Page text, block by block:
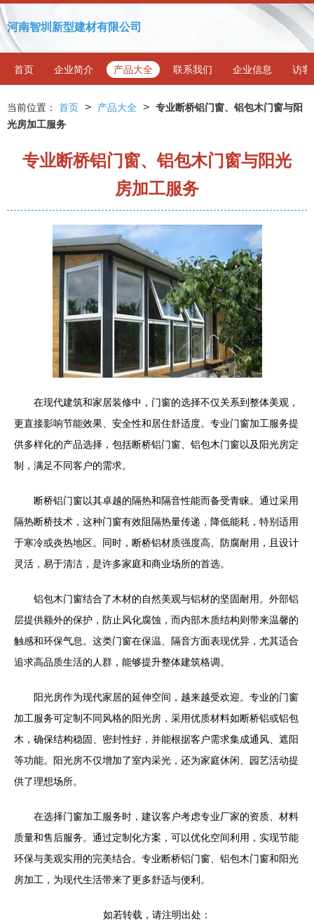
河南智圳新型建材有限公司
首页 企业简介 产品大全 联系我们 企业信息 访客
当前位置： 首页 > 产品大全 > 专业断桥铝门窗、铝包木门窗与阳
光房加工服务
专业断桥铝门窗、铝包木门窗与阳光
房加工服务
在现代建筑和家居装修中，门窗的选择不仅关系到整体美观，
更直接影响节能效果、安全性和居住舒适度。专业门窗加工服务提
供多样化的产品选择，包括断桥铝门窗、铝包木门窗以及阳光房定
制，满足不同客户的需求。
断桥铝门窗以其卓越的隔热和隔音性能而备受青睐。通过采用
隔热断桥技术，这种门窗有效阻隔热量传递，降低能耗，特别适用
于寒冷或炎热地区。同时，断桥铝材质强度高、防腐耐用，且设计
灵活，易于清洁，是许多家庭和商业场所的首选。
铝包木门窗结合了木材的自然美观与铝材的坚固耐用。外部铝
层提供额外的保护，防止风化腐蚀，而内部木质结构则带来温馨的
触感和环保气息。这类门窗在保温、隔音方面表现优异，尤其适合
追求高品质生活的人群，能够提升整体建筑格调。
阳光房作为现代家居的延伸空间，越来越受欢迎。专业的门窗
加工服务可定制不同风格的阳光房，采用优质材料如断桥铝或铝包
木，确保结构稳固、密封性好，并能根据客户需求集成通风、遮阳
等功能。阳光房不仅增加了室内采光，还为家庭休闲、园艺活动提
供了理想场所。
在选择门窗加工服务时，建议客户考虑专业厂家的资质、材料
质量和售后服务。通过定制化方案，可以优化空间利用，实现节能
环保与美观实用的完美结合。专业断桥铝门窗、铝包木门窗和阳光
房加工，为现代生活带来了更多舒适与便利。
如若转载，请注明出处：